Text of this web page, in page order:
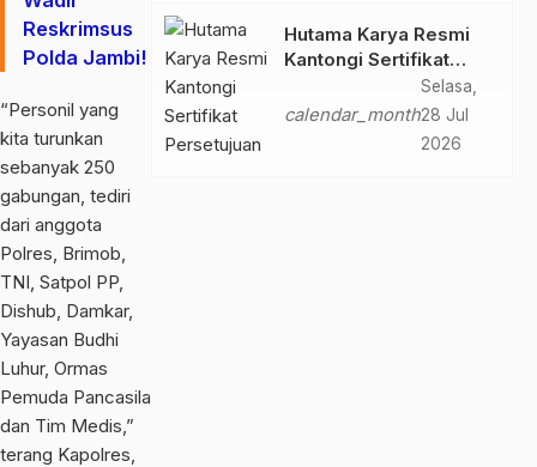
Reskrimsus
Polda Jambi!
“Personil yang
kita turunkan
sebanyak 250
gabungan, tediri
dari anggota
Polres, Brimob,
TNI, Satpol PP,
Dishub, Damkar,
Yayasan Budhi
Luhur, Ormas
Pemuda Pancasila
dan Tim Medis,”
terang Kapolres,
Hutama Karya Resmi
Kantongi Sertifikat
Persetujuan Laik
Fungsi Struktur
Jembatan Musi V Tol
calendar_month
Selasa,
28 Jul
2026